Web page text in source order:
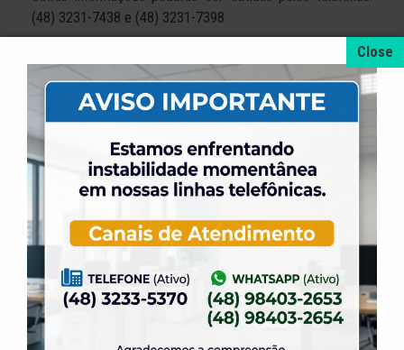
(48) 3231-7438 e (48) 3231-7398
+ NOTÍCIAS
4 de agosto de 2026
A promoção da taxa de adesão foi prorrogada
até dia 31 de Agosto.
31 de julho de 2026
Dia dos Pais é na ELASE, venha se divertir com
a gente.